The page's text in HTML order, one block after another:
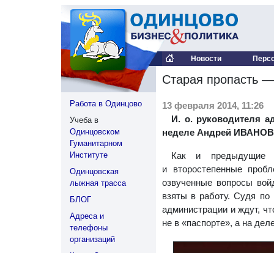
Новости
Работа в Одинцово
Учеба в
Одинцовском
Гуманитарном
Институте
Одинцовская
лыжная трасса
БЛОГ
Адреса и
телефоны
организаций
Старая пропасть
13 февраля 2014, 11:26
И. о. руководителя
неделе Андрей ИВАНОВ
Как и предыдущие
и второстепенные
озвученные вопросы
взяты в работу. Судя
администрации и ждут,
не в «паспорте», а на